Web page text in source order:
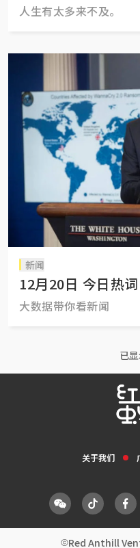
人生有太多来不及。
新闻
12月20日 今日热词
大数据带你看新闻
已
关于我们
Red Anthill